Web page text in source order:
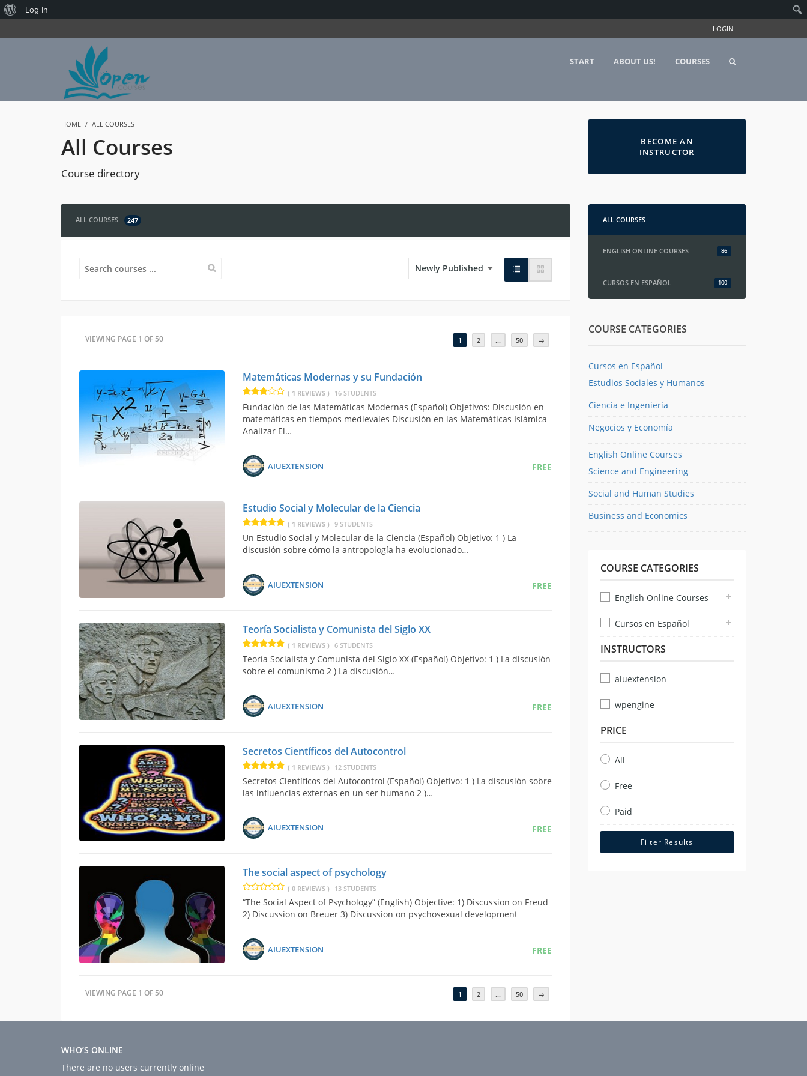
LOGIN
START ABOUT US! COURSES
HOME ALL COURSES
All Courses
Course directory
BECOME AN
INSTRUCTOR
ALL COURSES 247
VIEWING PAGE 1 OF 50 1 2 … 50 →
Matemáticas Modernas y su Fundación
( 1 REVIEWS ) 16 STUDENTS
Fundación de las Matemáticas Modernas (Español) Objetivos: Discusión en
matemáticas en tiempos medievales Discusión en las Matemáticas Islámica
Analizar El…
FREE
AIUEXTENSION
Estudio Social y Molecular de la Ciencia
( 1 REVIEWS ) 9 STUDENTS
Un Estudio Social y Molecular de la Ciencia (Español) Objetivo: 1 ) La
discusión sobre cómo la antropología ha evolucionado…
FREE
AIUEXTENSION
Teoría Socialista y Comunista del Siglo XX
( 1 REVIEWS ) 6 STUDENTS
Teoría Socialista y Comunista del Siglo XX (Español) Objetivo: 1 ) La discusión
sobre el comunismo 2 ) La discusión…
FREE
AIUEXTENSION
Secretos Científicos del Autocontrol
( 1 REVIEWS ) 12 STUDENTS
Secretos Científicos del Autocontrol (Español) Objetivo: 1 ) La discusión sobre
las influencias externas en un ser humano 2 )…
FREE
AIUEXTENSION
The social aspect of psychology
( 0 REVIEWS ) 13 STUDENTS
“The Social Aspect of Psychology” (English) Objective: 1) Discussion on Freud
2) Discussion on Breuer 3) Discussion on psychosexual development
FREE
AIUEXTENSION
VIEWING PAGE 1 OF 50 1 2 … 50 →
ALL COURSES
ENGLISH ONLINE COURSES 86
CURSOS EN ESPAÑOL 100
COURSE CATEGORIES
Cursos en Español
Estudios Sociales y Humanos
Ciencia e Ingeniería
Negocios y Economía
English Online Courses
Science and Engineering
Social and Human Studies
Business and Economics
COURSE CATEGORIES
English Online Courses
Cursos en Español
INSTRUCTORS
aiuextension
wpengine
PRICE
All
Free
Paid
Filter Results
WHO’S ONLINE
There are no users currently online
About
Log In